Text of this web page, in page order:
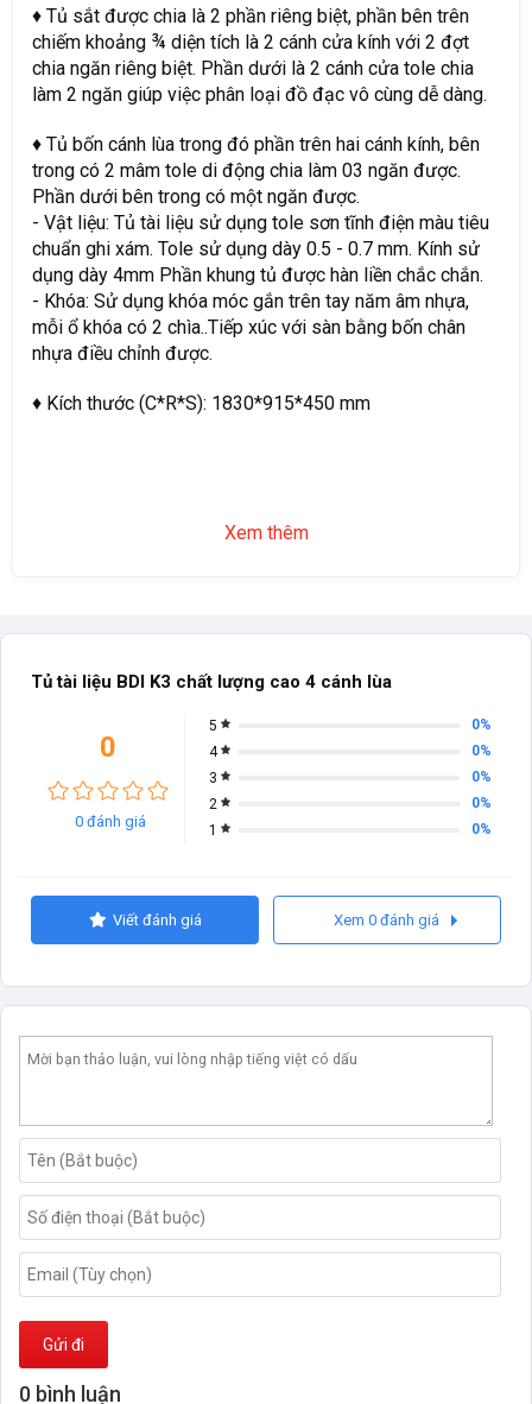
♦ Tủ sắt được chia là 2 phần riêng biệt, phần bên trên
chiếm khoảng ¾ diện tích là 2 cánh cửa kính với 2 đợt
chia ngăn riêng biệt. Phần dưới là 2 cánh cửa tole chia
làm 2 ngăn giúp việc phân loại đồ đạc vô cùng dễ dàng.
♦ Tủ bốn cánh lùa trong đó phần trên hai cánh kính, bên
trong có 2 mâm tole di động chia làm 03 ngăn được.
Phần dưới bên trong có một ngăn được.
- Vật liệu: Tủ tài liệu sử dụng tole sơn tĩnh điện màu tiêu
chuẩn ghi xám. Tole sử dụng dày 0.5 - 0.7 mm. Kính sử
dụng dày 4mm Phần khung tủ được hàn liền chắc chắn.
- Khóa: Sử dụng khóa móc gắn trên tay năm âm nhựa,
mỗi ổ khóa có 2 chìa..Tiếp xúc với sàn bằng bốn chân
nhựa điều chỉnh được.
♦ Kích thước (C*R*S): 1830*915*450 mm
Xem thêm
Tủ tài liệu BDI K3 chất lượng cao 4 cánh lùa
0
0 đánh giá
5
0%
4
0%
3
0%
2
0%
1
0%
Viết đánh giá Xem 0 đánh giá
Gửi đi
0 bình luận